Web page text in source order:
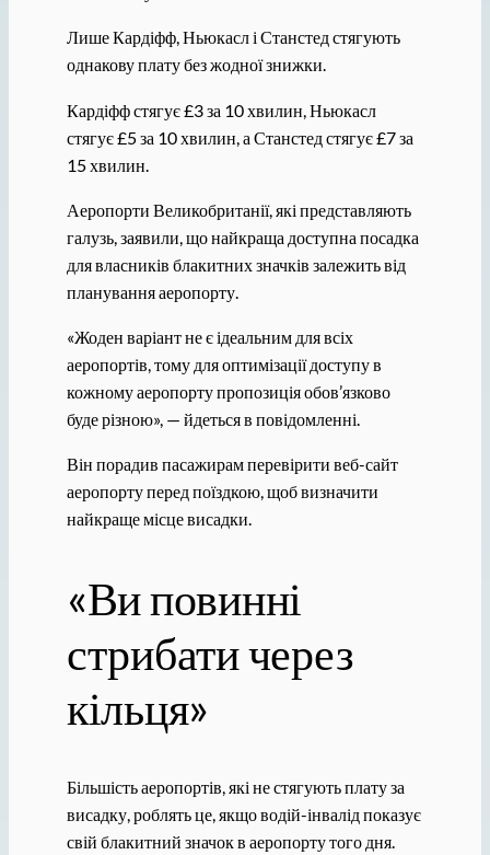
Лише Кардіфф, Ньюкасл і Станстед стягують
однакову плату без жодної знижки.
Кардіфф стягує £3 за 10 хвилин, Ньюкасл
стягує £5 за 10 хвилин, а Станстед стягує £7 за
15 хвилин.
Аеропорти Великобританії, які представляють
галузь, заявили, що найкраща доступна посадка
для власників блакитних значків залежить від
планування аеропорту.
«Жоден варіант не є ідеальним для всіх
аеропортів, тому для оптимізації доступу в
кожному аеропорту пропозиція обов’язково
буде різною», — йдеться в повідомленні.
Він порадив пасажирам перевірити веб-сайт
аеропорту перед поїздкою, щоб визначити
найкраще місце висадки.
«Ви повинні
стрибати через
кільця»
Більшість аеропортів, які не стягують плату за
висадку, роблять це, якщо водій-інвалід показує
свій блакитний значок в аеропорту того дня.